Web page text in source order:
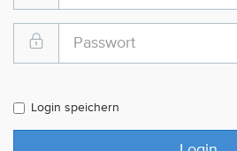
Login speichern